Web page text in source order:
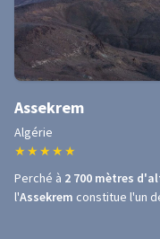
Assekrem
Algérie
★ ★ ★ ★ ★
Perché à 2 700 mètres
l'Assekrem constitue l'un